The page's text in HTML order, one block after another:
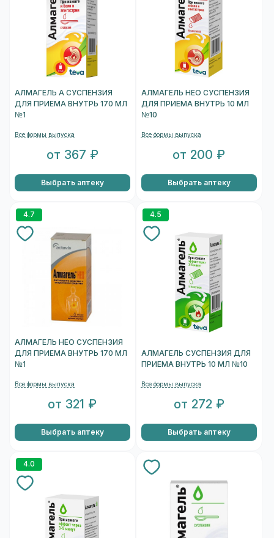
АЛМАГЕЛЬ А СУСПЕНЗИЯ
ДЛЯ ПРИЕМА ВНУТРЬ 170 МЛ
№1
Все формы выпуска
от 367 ₽
Выбрать аптеку
АЛМАГЕЛЬ НЕО СУСПЕНЗИЯ
ДЛЯ ПРИЕМА ВНУТРЬ 10 МЛ
№10
Все формы выпуска
от 200 ₽
Выбрать аптеку
4.7
АЛМАГЕЛЬ НЕО СУСПЕНЗИЯ
ДЛЯ ПРИЕМА ВНУТРЬ 170 МЛ
№1
Все формы выпуска
от 321 ₽
Выбрать аптеку
4.5
АЛМАГЕЛЬ СУСПЕНЗИЯ ДЛЯ
ПРИЕМА ВНУТРЬ 10 МЛ №10
Все формы выпуска
от 272 ₽
Выбрать аптеку
4.0